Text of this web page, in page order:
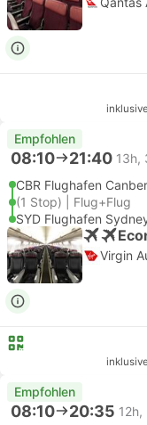
Empfohlen
08:10 21:40 13h,
CBR Flughafen
(1 Stop) | Flug+Flug
SYD Flughafen
Virgin
Empfohlen
08:10 20:35 12h,